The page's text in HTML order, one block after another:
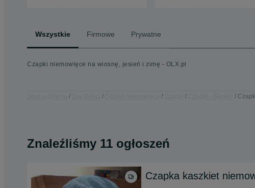
Wszystkie Firmowe Prywatne
Czapki niemowlęce na wiosnę, jesień i zimę - OLX.pl
Znaleźliśmy 11 ogłoszeń
Czapka kaszkiet